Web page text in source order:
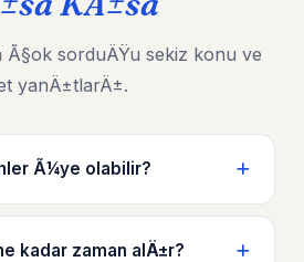
sorduÄŸu sekiz konu ve
yanÄ±tlarÄ±.
Ã¼ye olabilir?
kadar zaman alÄ±r?